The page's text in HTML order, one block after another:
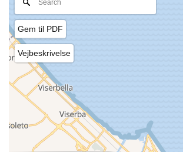
Gem til PDF
Vejbeskrivelse